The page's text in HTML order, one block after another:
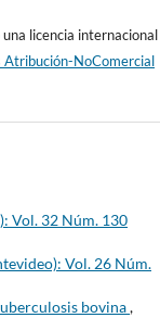
licencia internacional
Atribución-NoComercial
Vol. 32 Núm. 130
Vol. 26 Núm.
bovina,